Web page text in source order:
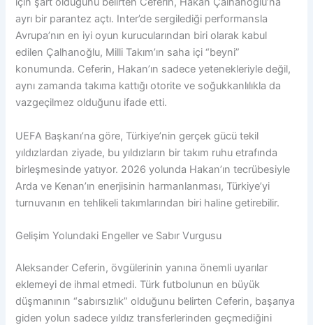
ayrı bir parantez açtı. Inter’de sergilediği performansla
Avrupa’nın en iyi oyun kurucularından biri olarak kabul
edilen Çalhanoğlu, Milli Takım’ın saha içi “beyni”
konumunda. Ceferin, Hakan’ın sadece yetenekleriyle değil,
aynı zamanda takıma kattığı otorite ve soğukkanlılıkla da
vazgeçilmez olduğunu ifade etti.
UEFA Başkanı’na göre, Türkiye’nin gerçek gücü tekil
yıldızlardan ziyade, bu yıldızların bir takım ruhu etrafında
birleşmesinde yatıyor. 2026 yolunda Hakan’ın tecrübesiyle
Arda ve Kenan’ın enerjisinin harmanlanması, Türkiye’yi
turnuvanın en tehlikeli takımlarından biri haline getirebilir.
Gelişim Yolundaki Engeller ve Sabır Vurgusu
Aleksander Ceferin, övgülerinin yanına önemli uyarılar
eklemeyi de ihmal etmedi. Türk futbolunun en büyük
düşmanının “sabırsızlık” olduğunu belirten Ceferin, başarıya
giden yolun sadece yıldız transferlerinden geçmediğini